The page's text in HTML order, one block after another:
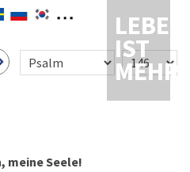
LEBEN
IST
MEHR
meine Seele!